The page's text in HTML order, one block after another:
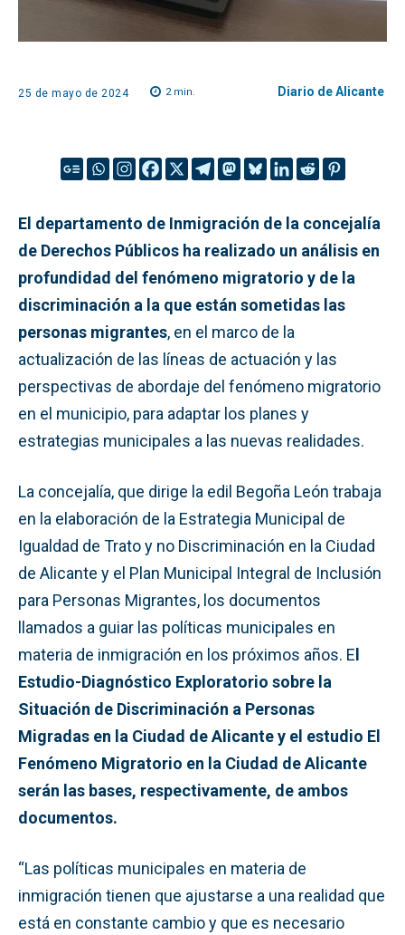
25 de mayo de 2024 2min. Diario de Alicante
El departamento de Inmigración de la concejalía
de Derechos Públicos ha realizado un análisis en
profundidad del fenómeno migratorio y de la
discriminación a la que están sometidas las
personas migrantes, en el marco de la
actualización de las líneas de actuación y las
perspectivas de abordaje del fenómeno migratorio
en el municipio, para adaptar los planes y
estrategias municipales a las nuevas realidades.
La concejalía, que dirige la edil Begoña León trabaja
en la elaboración de la Estrategia Municipal de
Igualdad de Trato y no Discriminación en la Ciudad
de Alicante y el Plan Municipal Integral de Inclusión
para Personas Migrantes, los documentos
llamados a guiar las políticas municipales en
materia de inmigración en los próximos años. El
Estudio-Diagnóstico Exploratorio sobre la
Situación de Discriminación a Personas
Migradas en la Ciudad de Alicante y el estudio El
Fenómeno Migratorio en la Ciudad de Alicante
serán las bases, respectivamente, de ambos
documentos.
“Las políticas municipales en materia de
inmigración tienen que ajustarse a una realidad que
está en constante cambio y que es necesario